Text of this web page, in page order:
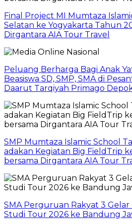
Final Project MI Mumtaza
Selatan ke Yogyakarta Tahun
Dirgantara AIA Tour Travel
Peluang Berharga Bagi Anak
Beasiswa SD, SMP, SMA di
Daarut Tarqiyah Primago
SMP Mumtaza Islamic School
adakan Kegiatan Big FieldTrip
bersama Dirgantara AIA Tour
SMA Perguruan Rakyat 3 Gelar
Studi Tour 2026 ke Bandung